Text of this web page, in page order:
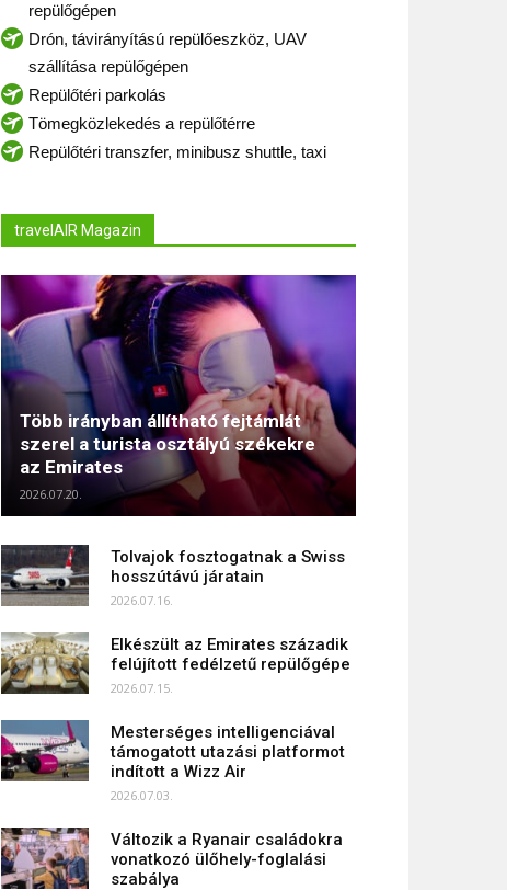
repülőgépen
Drón, távirányítású repülőeszköz, UAV
szállítása repülőgépen
Repülőtéri parkolás
Tömegközlekedés a repülőtérre
Repülőtéri transzfer, minibusz shuttle, taxi
travelAIR Magazin
Több irányban állítható fejtámlát
szerel a turista osztályú székekre
az Emirates
2026.07.20.
Tolvajok fosztogatnak a Swiss
hosszútávú járatain
2026.07.16.
Elkészült az Emirates századik
felújított fedélzetű repülőgépe
2026.07.15.
Mesterséges intelligenciával
támogatott utazási platformot
indított a Wizz Air
2026.07.03.
Változik a Ryanair családokra
vonatkozó ülőhely-foglalási
szabálya